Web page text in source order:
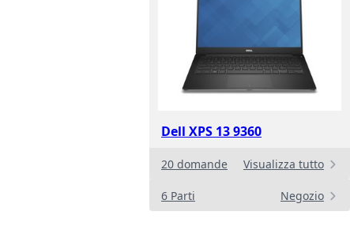
Dell XPS 13 9360
20 domande Visualizza tutto
6 Parti Negozio